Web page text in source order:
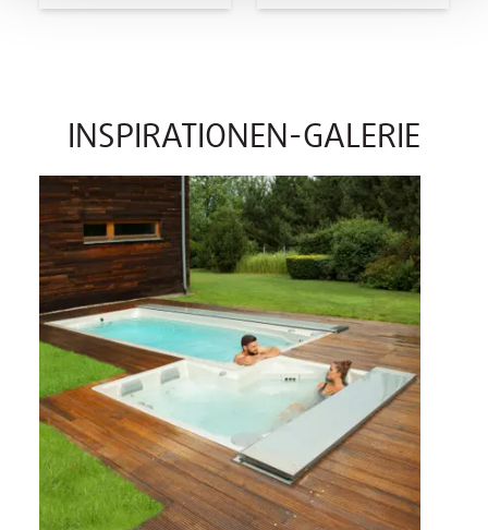
INSPIRATIONEN-GALERIE